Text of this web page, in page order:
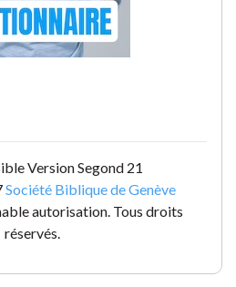
Version Segond 21
Société Biblique de Genève
autorisation. Tous droits
réservés.